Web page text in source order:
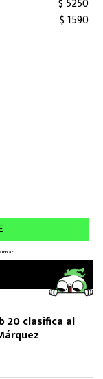
20 clasifica al